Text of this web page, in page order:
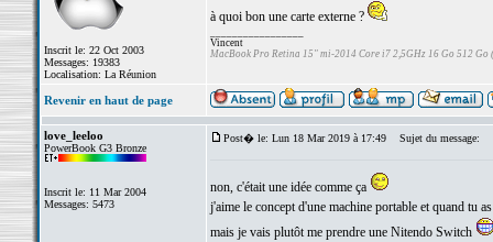
Inscrit le: 22 Oct 2003
Messages: 19383
Localisation: La Réunion
à quoi bon une carte externe ?
Vincent
MacBook Pro Retina 15" mi-2014 Core i7 2,5GHz 16 Go 512 Go
Revenir en haut de page
love_leeloo
PowerBook G3 Bronze
Inscrit le: 11 Mar 2004
Messages: 5473
Post� le: Lun 18 Mar 2019 à 17:49 Sujet du message:
non, c'était une idée comme ça
j'aime le concept d'une machine portable et quand tu
mais je vais plutôt me prendre une Nitendo Switch